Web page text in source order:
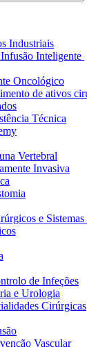
de carreira na
Industriais
Inteligente
Oncológico
de ativos
Técnica
Vertebral
Invasiva
e
de Infeções
e Urologia
Cirúrgicas
Vascular